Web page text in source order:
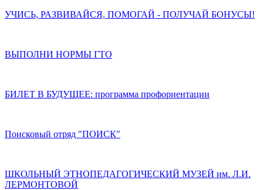
УЧИСЬ, РАЗВИВАЙСЯ, ПОМОГАЙ - ПОЛУЧАЙ БОНУСЫ!
ВЫПОЛНИ НОРМЫ ГТО
БИЛЕТ В БУДУЩЕЕ: программа профориентации
Поисковый отряд "ПОИСК"
ШКОЛЬНЫЙ ЭТНОПЕДАГОГИЧЕСКИЙ МУЗЕЙ им. Л.И.
ЛЕРМОНТОВОЙ